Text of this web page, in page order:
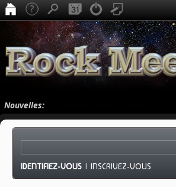
Nouvelles:
IDENTIFIEZ-VOUS |INSCRIVEZ-VOUS